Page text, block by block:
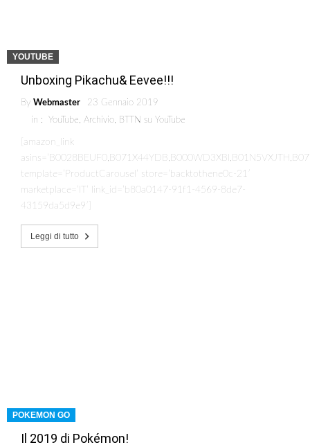
YOUTUBE
Unboxing Pikachu& Eevee!!!
By Webmaster
23 Gennaio 2019
in : YouTube, Archivio, BTTN su YouTube
[amazon_link
template=’ProductCarousel’ store=’backtothene0c-21′
marketplace=’IT’ link_id=’b80a0147-91f1-4569-8de7-
43159da5d9e9′]
Leggi di tutto
POKEMON GO
Il 2019 di Pokémon!